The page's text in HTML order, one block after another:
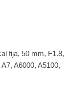
fija, 50 mm, F1.8,
A6000, A5100,